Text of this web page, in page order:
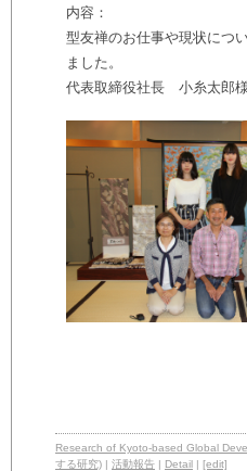
内容：
型友禅のお仕事や現状につ
ました。
代表取締役社長 小糸太郎
Research of Kyoto-based Global
する研究) | 活動報告 | Detail | [edit]